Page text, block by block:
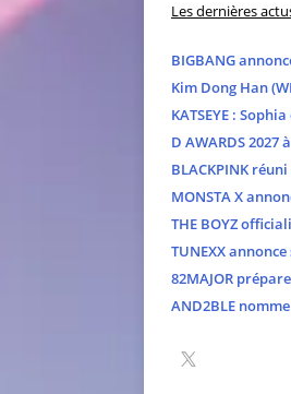
Les dernières
BIGBANG
Kim Dong Han
KATSEYE :
D AWARDS
BLACKPINK
MONSTA X
THE BOYZ
TUNEXX
82MAJOR
AND2BLE